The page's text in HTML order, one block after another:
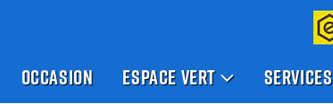
OCCASION ESPACE VERT SERVICES